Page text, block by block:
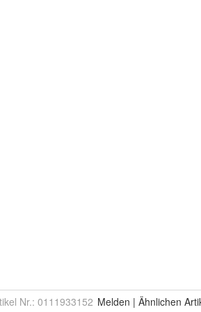
Nr.: 0111933152 Melden | Ähnlichen